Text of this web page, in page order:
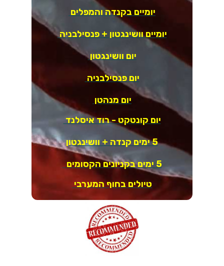
יומיים בקנדה והמפלים
יומיים וושינגטון + פנסילבניה
יום וושינגטון
יום פנסילבניה
יום מנהטן
יום קונטקט - רוד איסלנד
5 ימים קנדה + וושינגטון
5 ימים בקניונים הקסומים
טיולים בחוף המערבי